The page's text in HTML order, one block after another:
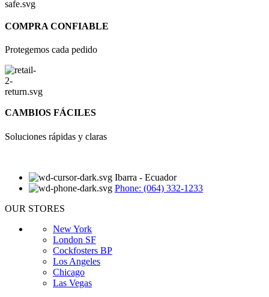
COMPRA CONFIABLE
Protegemos cada pedido
CAMBIOS FÁCILES
Soluciones rápidas y claras
Ibarra - Ecuador
Phone: (064) 332-1233
OUR STORES
New York
London SF
Cockfosters BP
Los Angeles
Chicago
Las Vegas